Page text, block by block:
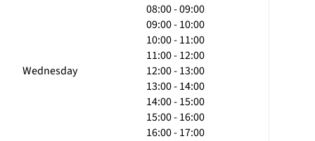
Wednesday
08:00 - 09:00
09:00 - 10:00
10:00 - 11:00
11:00 - 12:00
12:00 - 13:00
13:00 - 14:00
14:00 - 15:00
15:00 - 16:00
16:00 - 17:00